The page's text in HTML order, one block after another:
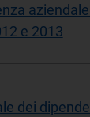
e 2013
dei